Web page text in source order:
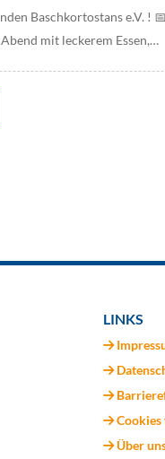
Baschkortostans e.V. !
mit leckerem Essen,…
LINKS
Über